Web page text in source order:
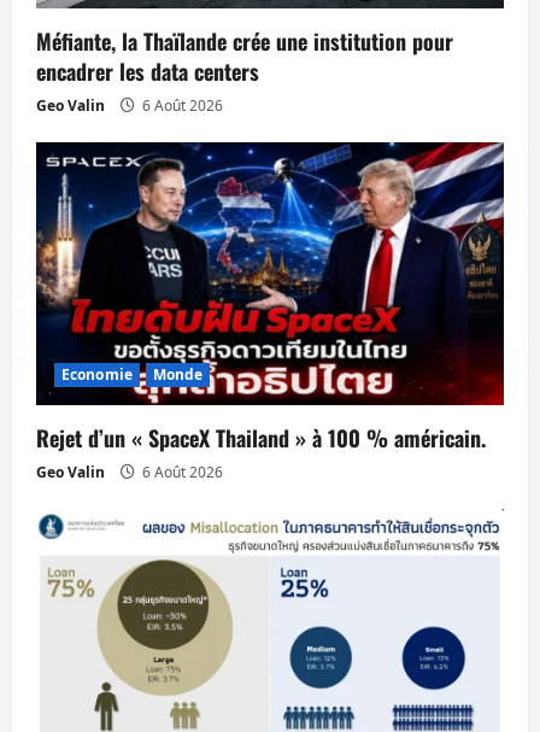
a
r
t
i
c
l
e
Méfiante, la Thaïlande crée une institution pour
encadrer les data centers
Geo Valin 6 Août 2026
Economie Monde
Rejet d’un « SpaceX Thailand » à 100 % américain.
Geo Valin 6 Août 2026